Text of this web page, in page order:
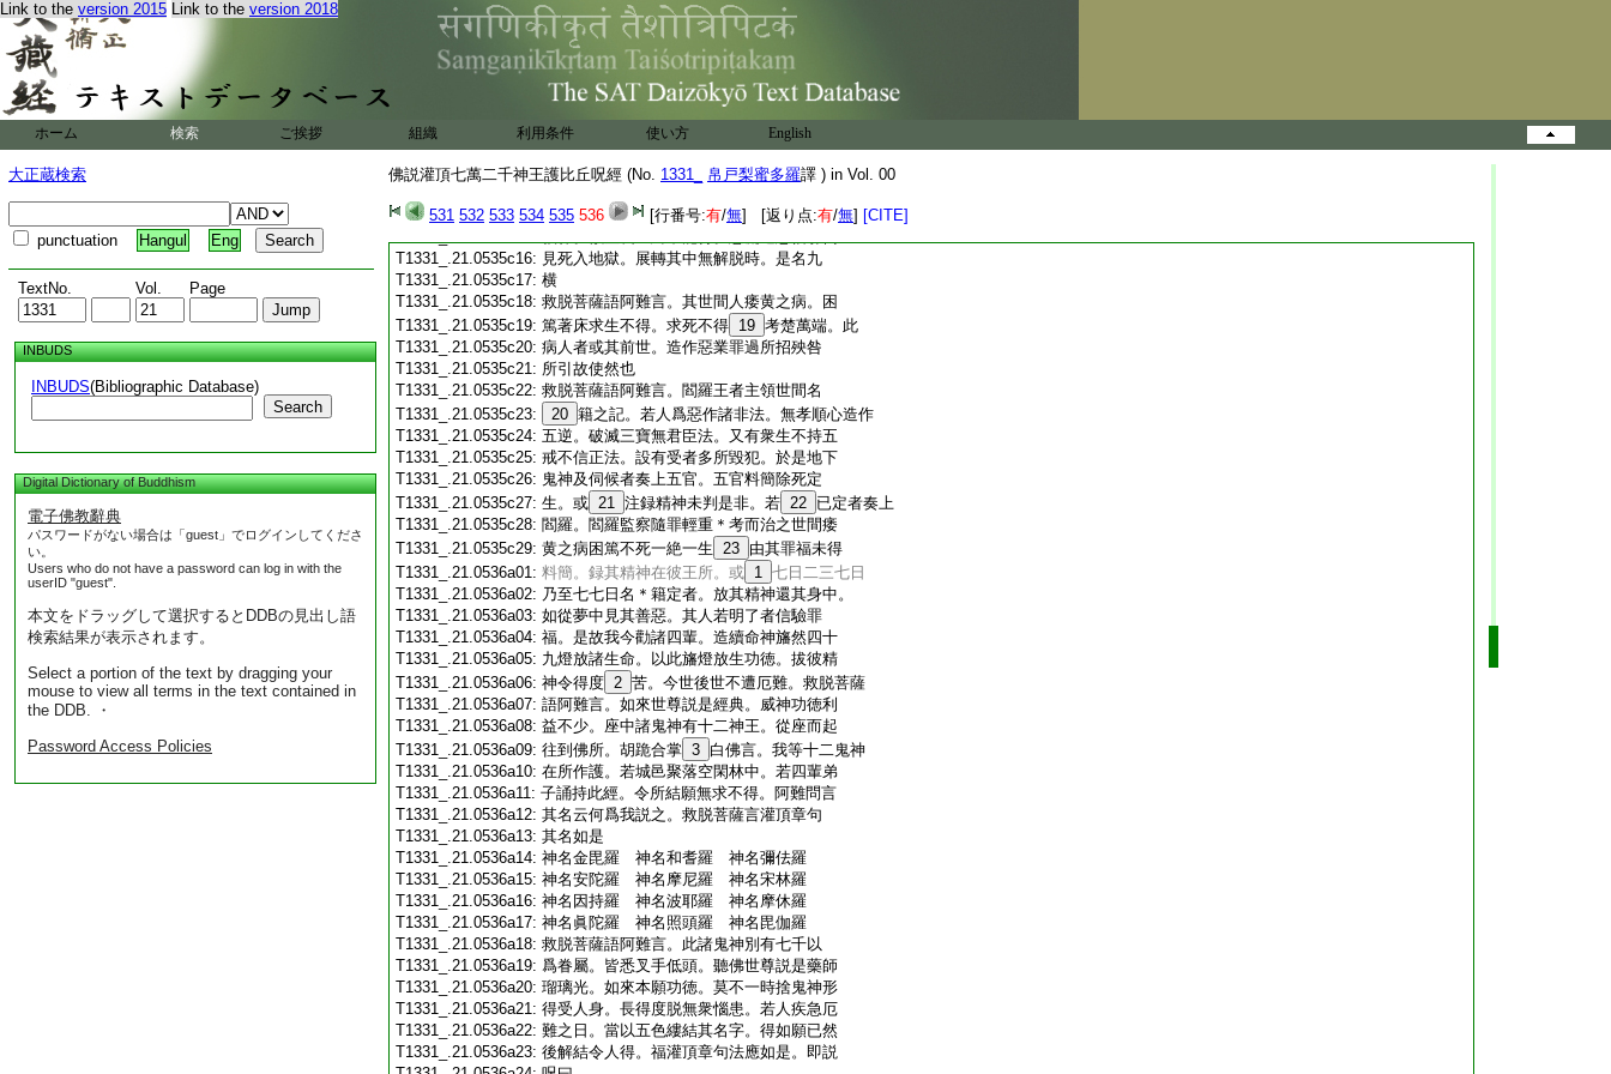
Link to the version 2015 Link to the version 2018
ホーム 検索 ご挨拶 組織 利用条件 使い方 English
大正蔵検索
punctuation Hangul Eng
TextNo. Vol. Page
INBUDS
INBUDS(Bibliographic Database)
Search
Digital Dictionary of Buddhism
電子佛教辭典
パスワードがない場合は「guest」でログインしてくださ
い。
Users who do not have a password can log in with the
userID "guest".
本文をドラッグして選択するとDDBの見出し語
検索結果が表示されます。
Select a portion of the text by dragging your
mouse to view all terms in the text contained in
the DDB. ・
Password Access Policies
佛説灌頂七萬二千神王護比丘呪經 (No. 1331_ 帛戸梨蜜多羅譯 ) in Vol. 00
531 532 533 534 535 536 [行番号:有/無] [返り点:有/無] [CITE]
T1331_.21.0535c05:三者横遭縣官四者身羸無福。又持戒不完
T1331_.21.0535c06: 横爲鬼神之所得便。五者横爲劫 17
T1331_.21.0535c07:者横爲水 18 火災漂。七者横爲雜類禽獸所噉。
T1331_.21.0535c08:
八者横爲怨讎符書厭祷邪神牽引。未得其
福但受其殃先亡牽引亦名横死。九者有病
T1331_.21.0535c10:不治又不修福湯藥不順針炙失度。不値良
T1331_.21.0535c11:醫爲病所困於是滅亡。又信世間妖
之師。
T1331_.21.0535c12:爲作恐動寒熱言語妄發禍福。所犯者多心
T1331_.21.0535c14:種衆生。解奏神明呼諸邪妖魍魎鬼神請乞
T1331_.21.0535c16: 見死入地獄。展轉其中無解脱時。是名九
T1331_.21.0535c17: 横
T1331_.21.0535c18: 救脱菩薩語阿難言。其世間人痿黄之病。困
T1331_.21.0535c19: 篤著床求生不得。求死不得 19 考楚萬端。此
T1331_.21.0535c20: 病人者或其前世。造作惡業罪過所招殃咎
T1331_.21.0535c21: 所引故使然也
T1331_.21.0535c22: 救脱菩薩語阿難言。閻羅王者主領世間名
T1331_.21.0535c23:
20 籍之記。若人爲惡作諸非法。無孝順心造作
T1331_.21.0535c24: 五逆。破滅三寶無君臣法。又有衆生不持五
T1331_.21.0535c25: 戒不信正法。設有受者多所毀犯。於是地下
T1331_.21.0535c26: 鬼神及伺候者奏上五官。五官料簡除死定
T1331_.21.0535c27: 生。或 21 注録精神未判是非。若 22 已定者奏上
T1331_.21.0535c28: 閻羅。閻羅監察隨罪輕重＊考而治之世間痿
T1331_.21.0535c29: 黄之病困篤不死一絶一生 23 由其罪福未得
T1331_.21.0536a01: 料簡。録其精神在彼王所。或 1 七日二三七日
T1331_.21.0536a02: 乃至七七日名＊籍定者。放其精神還其身中。
T1331_.21.0536a03: 如從夢中見其善惡。其人若明了者信驗罪
T1331_.21.0536a04: 福。是故我今勸諸四輩。造續命神旛然四十
T1331_.21.0536a05: 九燈放諸生命。以此旛燈放生功徳。拔彼精
T1331_.21.0536a06: 神令得度 2 苦。今世後世不遭厄難。救脱菩薩
T1331_.21.0536a07: 語阿難言。如來世尊説是經典。威神功徳利
T1331_.21.0536a08: 益不少。座中諸鬼神有十二神王。從座而起
T1331_.21.0536a09: 往到佛所。胡跪合掌 3 白佛言。我等十二鬼神
T1331_.21.0536a10: 在所作護。若城邑聚落空閑林中。若四輩弟
T1331_.21.0536a11: 子誦持此經。令所結願無求不得。阿難問言
T1331_.21.0536a12: 其名云何爲我説之。救脱菩薩言灌頂章句
T1331_.21.0536a13: 其名如是
T1331_.21.0536a14: 神名金毘羅 神名和耆羅 神名彌佉羅
T1331_.21.0536a15: 神名安陀羅 神名摩尼羅 神名宋林羅
T1331_.21.0536a16: 神名因持羅 神名波耶羅 神名摩休羅
T1331_.21.0536a17: 神名眞陀羅 神名照頭羅 神名毘伽羅
T1331_.21.0536a18: 救脱菩薩語阿難言。此諸鬼神別有七千以
T1331_.21.0536a19: 爲眷屬。皆悉叉手低頭。聽佛世尊説是藥師
T1331_.21.0536a20: 瑠璃光。如來本願功徳。莫不一時捨鬼神形
T1331_.21.0536a21: 得受人身。長得度脱無衆惱患。若人疾急厄
T1331_.21.0536a22: 難之日。當以五色縷結其名字。得如願已然
T1331_.21.0536a23: 後解結令人得。福灌頂章句法應如是。即説